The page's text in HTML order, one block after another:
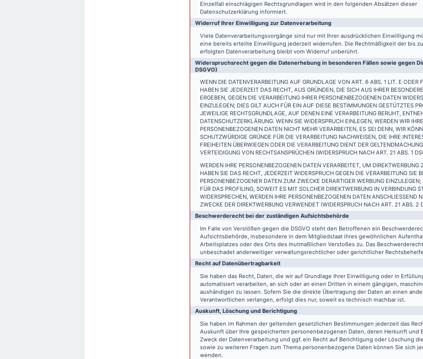
Einzelfall einschlägigen Rechtsgrundlagen wird in den folgenden Absätzen dieser
Datenschutzerklärung informiert.
Widerruf Ihrer Einwilligung zur Datenverarbeitung
Viele Datenverarbeitungsvorgänge sind nur mit Ihrer ausdrücklichen Einwilligung
eine bereits erteilte Einwilligung jederzeit widerrufen. Die Rechtmäßigkeit der bis
erfolgten Datenverarbeitung bleibt vom Widerruf unberührt.
Widerspruchsrecht gegen die Datenerhebung in besonderen Fällen sowie gegen
DSGVO)
WENN DIE DATENVERARBEITUNG AUF GRUNDLAGE VON ART. 6 ABS. 1 LIT. E ODER
HABEN SIE JEDERZEIT DAS RECHT, AUS GRÜNDEN, DIE SICH AUS IHRER
ERGEBEN, GEGEN DIE VERARBEITUNG IHRER PERSONENBEZOGENEN DATEN
EINZULEGEN; DIES GILT AUCH FÜR EIN AUF DIESE BESTIMMUNGEN GESTÜTZTES
JEWEILIGE RECHTSGRUNDLAGE, AUF DENEN EINE VERARBEITUNG BERUHT,
DATENSCHUTZERKLÄRUNG. WENN SIE WIDERSPRUCH EINLEGEN, WERDEN WIR
PERSONENBEZOGENEN DATEN NICHT MEHR VERARBEITEN, ES SEI DENN, WIR
SCHUTZWÜRDIGE GRÜNDE FÜR DIE VERARBEITUNG NACHWEISEN, DIE IHRE
FREIHEITEN ÜBERWIEGEN ODER DIE VERARBEITUNG DIENT DER
VERTEIDIGUNG VON RECHTSANSPRÜCHEN (WIDERSPRUCH NACH ART. 21 ABS. 1
WERDEN IHRE PERSONENBEZOGENEN DATEN VERARBEITET, UM DIREKTWERBUNG
HABEN SIE DAS RECHT, JEDERZEIT WIDERSPRUCH GEGEN DIE VERARBEITUNG SIE
PERSONENBEZOGENER DATEN ZUM ZWECKE DERARTIGER WERBUNG
FÜR DAS PROFILING, SOWEIT ES MIT SOLCHER DIREKTWERBUNG IN VERBINDUNG
WIDERSPRECHEN, WERDEN IHRE PERSONENBEZOGENEN DATEN ANSCHLIESSEND
ZWECKE DER DIREKTWERBUNG VERWENDET (WIDERSPRUCH NACH ART. 21 ABS. 2
Beschwerde­recht bei der zuständigen Aufsichts­behörde
Im Falle von Verstößen gegen die DSGVO steht den Betroffenen ein
Aufsichtsbehörde, insbesondere in dem Mitgliedstaat ihres gewöhnlichen
Arbeitsplatzes oder des Orts des mutmaßlichen Verstoßes zu. Das
unbeschadet anderweitiger verwaltungsrechtlicher oder gerichtlicher
Recht auf Daten­übertrag­barkeit
Sie haben das Recht, Daten, die wir auf Grundlage Ihrer Einwilligung oder in
automatisiert verarbeiten, an sich oder an einen Dritten in einem gängigen,
aushändigen zu lassen. Sofern Sie die direkte Übertragung der Daten an einen
Verantwortlichen verlangen, erfolgt dies nur, soweit es technisch machbar ist.
Auskunft, Löschung und Berichtigung
Sie haben im Rahmen der geltenden gesetzlichen Bestimmungen jederzeit das
Auskunft über Ihre gespeicherten personenbezogenen Daten, deren Herkunft und
Zweck der Datenverarbeitung und ggf. ein Recht auf Berichtigung oder Löschung
sowie zu weiteren Fragen zum Thema personenbezogene Daten können Sie sich
wenden.